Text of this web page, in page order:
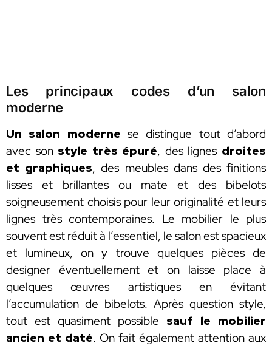
Les principaux codes d’un salon
moderne
Un salon moderne se distingue tout d’abord
avec son style très épuré, des lignes droites
et graphiques, des meubles dans des finitions
lisses et brillantes ou mate et des bibelots
soigneusement choisis pour leur originalité et leurs
lignes très contemporaines. Le mobilier le plus
souvent est réduit à l’essentiel, le salon est spacieux
et lumineux, on y trouve quelques pièces de
designer éventuellement et on laisse place à
quelques œuvres artistiques en évitant
l’accumulation de bibelots. Après question style,
tout est quasiment possible sauf le mobilier
ancien et daté. On fait également attention aux